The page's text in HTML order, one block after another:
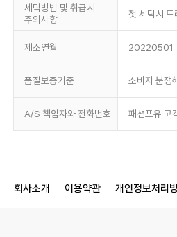
세탁방법 및 취급시
주의사항
첫 세탁시 드
제조연월 20220501
품질보증기준 소비자 분쟁
A/S 책임자와 전화번호 패션포유
회사소개 이용약관 개인정보처리